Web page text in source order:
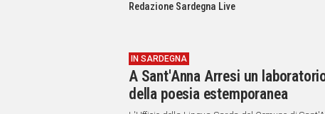
Redazione Sardegna Live
IN SARDEGNA
A Sant'Anna Arresi un
della poesia estemporanea